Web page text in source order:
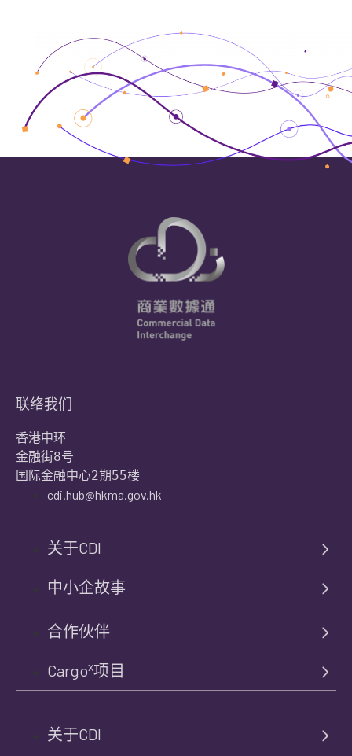
联络我们
香港中环
金融街8号
国际金融中心2期55楼
cdi.hub@hkma.gov.hk
关于CDI
中小企故事
合作伙伴
Cargox项目
关于CDI